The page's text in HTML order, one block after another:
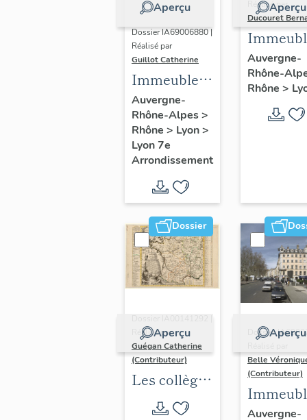
Aperçu
Dossier IA69006880 |
Réalisé par
Guillot Catherine
Immeubles,
maisons
Auvergne-
Rhône-Alpes>
Rhône > Lyon>
Lyon 7e
Arrondissement
Aperçu
Réalisé par
Ducouret
du
Saint-
Auvergne-
Rhône-
Rhône >
Dossier
Aperçu
Réalisé par
Guégan Catherine
(Contributeur)
Les collèges
jésuites
Aperçu
Dossier
Belle
(Contributeur)
du
Auvergne-